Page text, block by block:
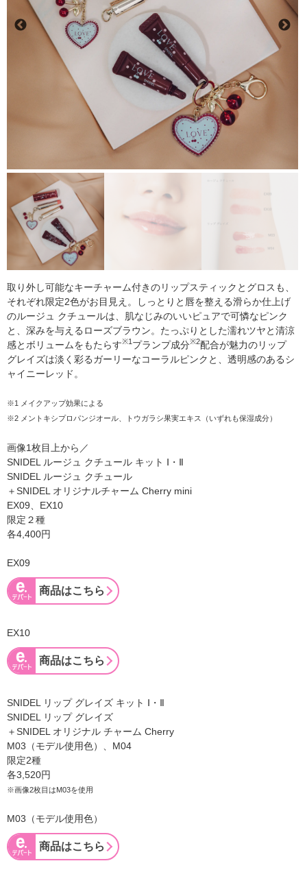
取り外し可能なキーチャーム付きのリップスティックとグロスも、
それぞれ限定2色がお目見え。しっとりと唇を整える滑らか仕上げ
のルージュ クチュールは、肌なじみのいいピュアで可憐なピンク
と、深みを与えるローズブラウン。たっぷりとした濡れツヤと清涼
感とボリュームをもたらす※1 プランプ成分※2配合が魅力のリップ
グレイズは淡く彩るガーリーなコーラルピンクと、透明感のあるシ
ャイニーレッド。
※1 メイクアップ効果による
※2 メントキシプロパンジオール、トウガラシ果実エキス（いずれも保湿成分）
画像1枚目上から／
SNIDEL ルージュ クチュール キット Ⅰ・Ⅱ
SNIDEL ルージュ クチュール
＋SNIDEL オリジナルチャーム Cherry mini
EX09、EX10
限定２種
各4,400円
EX09
商品はこちら
EX10
商品はこちら
SNIDEL リップ グレイズ キット Ⅰ・Ⅱ
SNIDEL リップ グレイズ
＋SNIDEL オリジナル チャーム Cherry
M03（モデル使用色）、M04
限定2種
各3,520円
※画像2枚目はM03を使用
M03（モデル使用色）
商品はこちら